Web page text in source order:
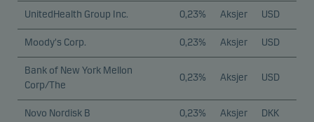
UnitedHealth Group Inc. 0,23% Aksjer USD
Moody's Corp. 0,23% Aksjer USD
Bank of New York Mellon
Corp/The
0,23% Aksjer USD
Novo Nordisk B 0,23% Aksjer DKK